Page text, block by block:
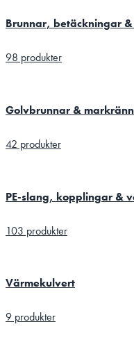
Brunnar, betäckningar
98 produkter
Golvbrunnar &
42 produkter
PE-slang, kopplingar &
103 produkter
Värmekulvert
9 produkter